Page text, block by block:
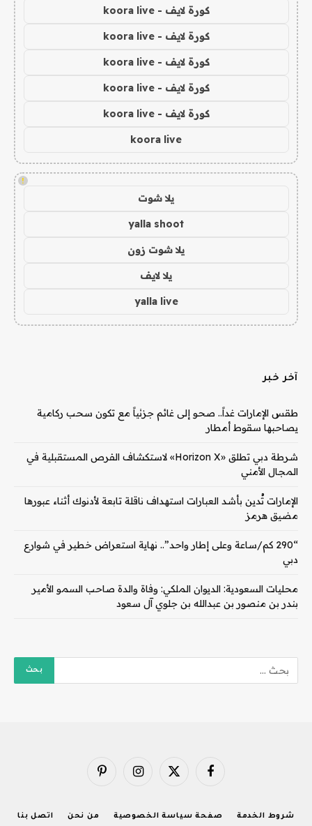
كورة لايف - koora live
كورة لايف - koora live
كورة لايف - koora live
كورة لايف - koora live
كورة لايف - koora live
koora live
!
يلا شوت
yalla shoot
يلا شوت زون
يلا لايف
yalla live
آخر خبر
طقس الإمارات غداً.. صحو إلى غائم جزئياً مع تكون سحب ركامية
يصاحبها سقوط أمطار
شرطة دبي تطلق «Horizon X» لاستكشاف الفرص المستقبلية في
المجال الأمني
الإمارات تُدين بأشد العبارات استهداف ناقلة تابعة لأدنوك أثناء عبورها
مضيق هرمز
“290 كم/ساعة وعلى إطار واحد”.. نهاية استعراض خطير في شوارع
دبي
محليات السعودية: الديوان الملكي: وفاة والدة صاحب السمو الأمير
بندر بن منصور بن عبدالله بن جلوي آل سعود
فيسبوك X
الانستغرامبينتيريست
شروط الخدمة صفحة سياسة الخصوصية من نحن اتصل بنا